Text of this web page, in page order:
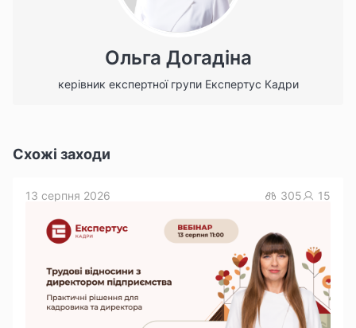
Ольга Догадіна
керівник експертної групи Експертус Кадри
Схожі заходи
13 серпня 2026 305 15